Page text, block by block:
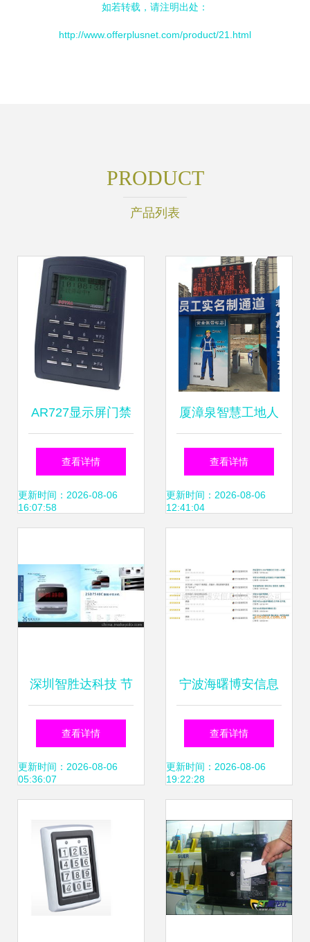
如若转载，请注明出处：
http://www.offerplusnet.com/product/21.html
PRODUCT
产品列表
AR727显示屏门禁
一体机 智能门禁考
勤的未来之选
查看详情
更新时间：2026-08-06
16:07:58
厦漳泉智慧工地人
行通道门禁与考勤
系统的实现路径
查看详情
更新时间：2026-08-06
12:41:04
深圳智胜达科技 节
能环保领域的智能
一体化管控解决方
查看详情
更新时间：2026-08-06
05:36:07
宁波海曙博安信息
技术推出高效耐用
考勤新选择 中控
升级产品深度解析
查看详情
更新时间：2026-08-06
19:22:28